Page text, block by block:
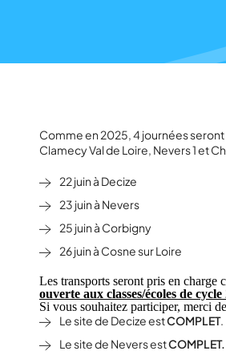
Comme en 2025, 4 journées
Clamecy Val de Loire, Nevers 1 et
22 juin à Decize
23 juin à Nevers
25 juin à Corbigny
26 juin à Cosne sur Loire
Les transports seront pris en charge
ouverte aux classes/écoles de
Si vous souhaitez participer, merci
Le site de Decize estCOMPLET.
Le site de Nevers estCOMPLET.